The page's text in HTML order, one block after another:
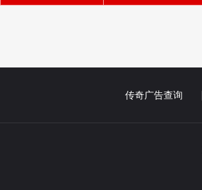
传奇广告查询